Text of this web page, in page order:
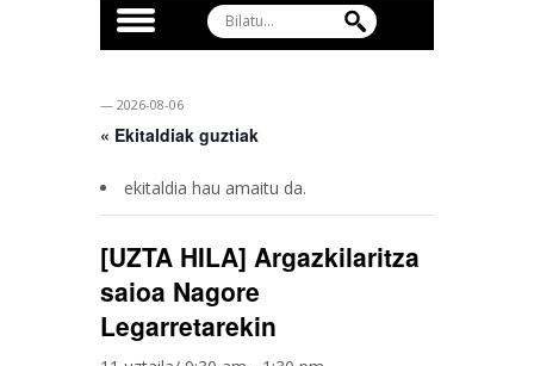
— 2026-08-06
« Ekitaldiak guztiak
ekitaldia hau amaitu da.
[UZTA HILA] Argazkilaritza
saioa Nagore
Legarretarekin